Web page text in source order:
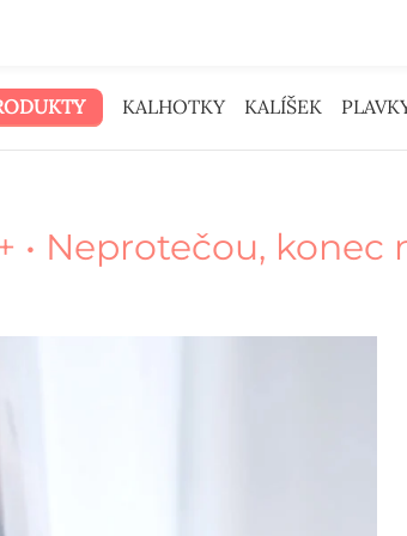
KALHOTKY KALÍŠEK
• Neprotečou, konec